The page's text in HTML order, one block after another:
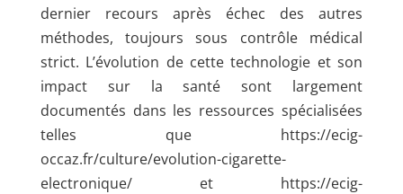
dernier recours après échec des autres
méthodes, toujours sous contrôle médical
strict. L’évolution de cette technologie et son
impact sur la santé sont largement
documentés dans les ressources spécialisées
telles que https://ecig-
occaz.fr/culture/evolution-cigarette-
electronique/ et https://ecig-